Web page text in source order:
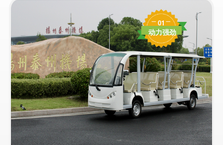
01
动力强劲